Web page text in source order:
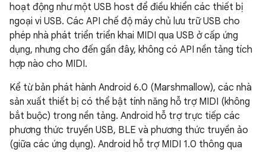
hoạt động như một USB host để điều khiển các thiết bị
ngoại vi USB. Các API chế độ máy chủ lưu trữ USB cho
phép nhà phát triển triển khai MIDI qua USB ở cấp ứng
dụng, nhưng cho đến gần đây, không có API nền tảng tích
hợp nào cho MIDI.
Kể từ bản phát hành Android 6.0 (Marshmallow), các nhà
sản xuất thiết bị có thể bật tính năng hỗ trợ MIDI (không
bắt buộc) trong nền tảng. Android hỗ trợ trực tiếp các
phương thức truyền USB, BLE và phương thức truyền ảo
(giữa các ứng dụng). Android hỗ trợ MIDI 1.0 thông qua